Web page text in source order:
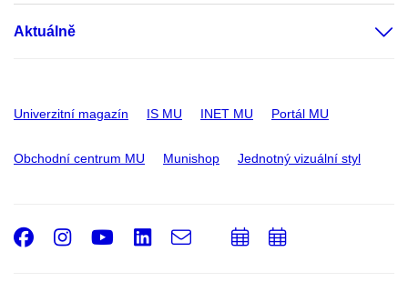
Aktuálně
Univerzitní magazín IS MU INET MU Portál MU
Obchodní centrum MU Munishop Jednotný vizuální styl
Facebook
Instagram
Youtube
LinkedIn
e-
PřidatPřidat